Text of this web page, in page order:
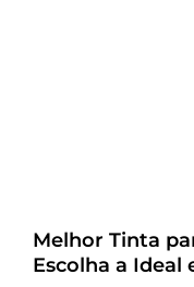
Melhor Tinta
Escolha a Ideal